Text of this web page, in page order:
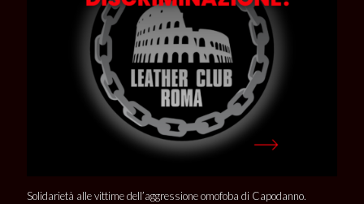
Solidarietà alle vittime dell’aggressione omofoba di Capodanno.